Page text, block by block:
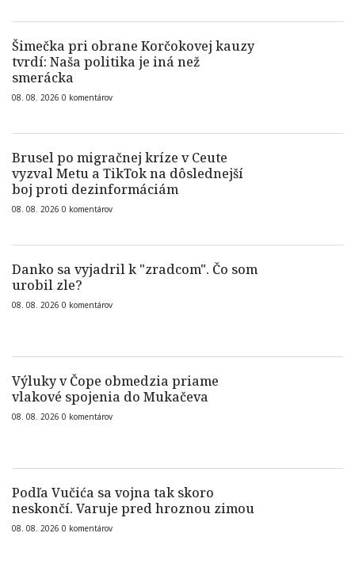
Šimečka pri obrane Korčokovej kauzy
tvrdí: Naša politika je iná než
smerácka
08. 08. 2026 0 komentárov
Brusel po migračnej kríze v Ceute
vyzval Metu a TikTok na dôslednejší
boj proti dezinformáciám
08. 08. 2026 0 komentárov
Danko sa vyjadril k "zradcom". Čo som
urobil zle?
08. 08. 2026 0 komentárov
Výluky v Čope obmedzia priame
vlakové spojenia do Mukačeva
08. 08. 2026 0 komentárov
Podľa Vučića sa vojna tak skoro
neskončí. Varuje pred hroznou zimou
08. 08. 2026 0 komentárov